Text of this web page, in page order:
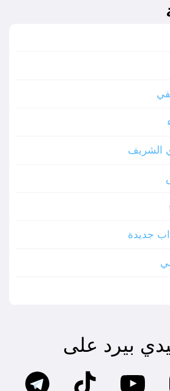
الشريف
جديدة
بيرد على